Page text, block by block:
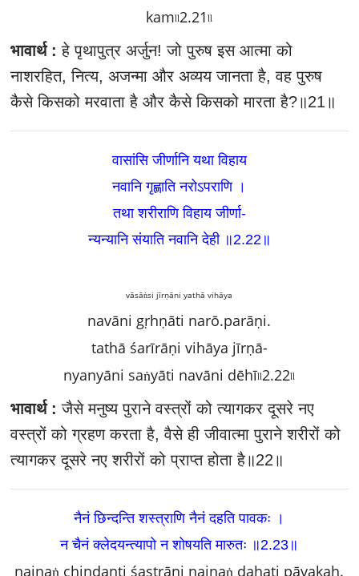
kam৷৷2.21৷৷
भावार्थ :हे पृथापुत्र अर्जुन! जो पुरुष इस आत्मा को
नाशरहित, नित्य, अजन्मा और अव्यय जानता है, वह पुरुष
कैसे किसको मरवाता है और कैसे किसको मारता है?॥21॥
वासांसि जीर्णानि यथा विहाय
नवानि गृह्णाति नरोऽपराणि ।
तथा शरीराणि विहाय जीर्णा-
न्यन्यानि संयाति नवानि देही ॥2.22॥
vāsāṅsi jīrṇāni yathā vihāya
navāni gṛhṇāti narō.parāṇi.
tathā śarīrāṇi vihāya jīrṇā-
nyanyāni saṅyāti navāni dēhī৷৷2.22৷৷
भावार्थ :जैसे मनुष्य पुराने वस्त्रों को त्यागकर दूसरे नए
वस्त्रों को ग्रहण करता है, वैसे ही जीवात्मा पुराने शरीरों को
त्यागकर दूसरे नए शरीरों को प्राप्त होता है॥22॥
नैनं छिन्दन्ति शस्त्राणि नैनं दहति पावकः ।
न चैनं क्लेदयन्त्यापो न शोषयति मारुतः ॥2.23 ॥
nainaṅ chindanti śastrāṇi nainaṅ dahati pāvakaḥ.